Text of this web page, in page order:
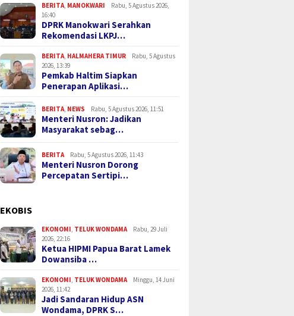
BERITA MANOKWARI
Rabu, 5 Agustus 2026,
16:40
DPRK Manokwari Serahkan
Rekomendasi LKPJ…
BERITA HALMAHERA TIMUR
Rabu, 5 Agustus
2026, 13:39
Pemkab Haltim Siapkan
Penerapan Aplikasi…
BERITA NEWS Rabu, 5 Agustus 2026, 11:51
Menteri Nusron: Jadikan
Masyarakat sebag…
BERITA Rabu, 5 Agustus 2026, 11:43
Menteri Nusron Dorong
Percepatan Sertipi…
EKOBIS
EKONOMI TELUK WONDAMA
Rabu, 29 Juli
2026, 22:16
Ketua HIPMI Papua Barat Lamek
Dowansiba …
EKONOMI TELUK WONDAMA
Minggu, 14 Juni
2026, 11:42
Jadi Sandaran Hidup ASN
Wondama, DPRK S…